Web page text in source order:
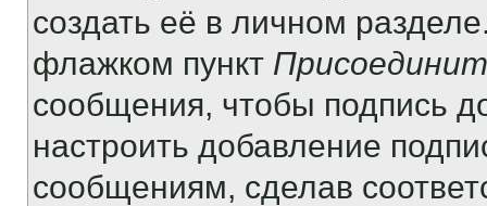
создать её в личном
флажком пункт
сообщения, чтобы подпись
настроить добавление
сообщениям, сделав